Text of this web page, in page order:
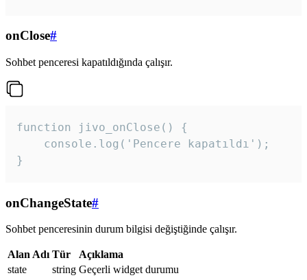
onClose#
Sohbet penceresi kapatıldığında çalışır.
function jivo_onClose() {
    console.log('Pencere kapatıldı');
}
onChangeState#
Sohbet penceresinin durum bilgisi değiştiğinde çalışır.
Alan Adı Tür
Açıklama
state
string Geçerli widget durumu